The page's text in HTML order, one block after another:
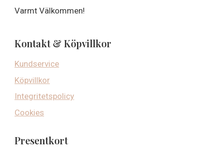
Varmt Välkommen!
Kontakt & Köpvillkor
Kundservice
Köpvillkor
Integritetspolicy
Cookies
Presentkort